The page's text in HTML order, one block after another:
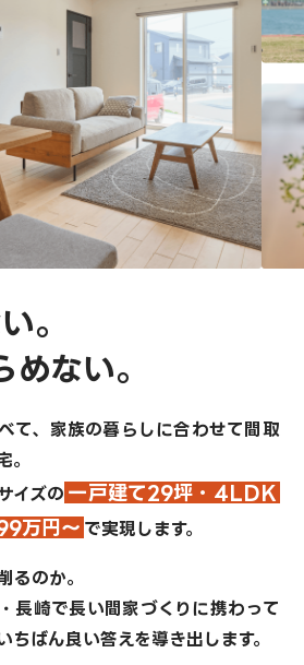
。
めない。
て、 家族の暮らしに合わせて間取
。
イズの 一戸建て29坪・4LDK
万円～ で実現します。
るのか。
長崎で長い間家づくりに携わって
ちばん良い答えを導き出します。